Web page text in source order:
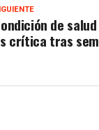
de
crítica tras